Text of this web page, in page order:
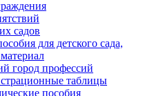
садов
для детского сада,
город профессий
таблицы
пособия